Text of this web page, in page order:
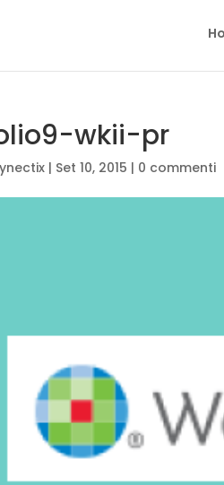
wkii-pr
| Set 10, 2015 | 0 commenti